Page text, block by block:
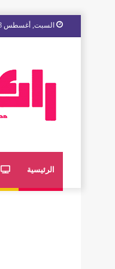
السبت, أغسطس 8 2026
الرئيسية